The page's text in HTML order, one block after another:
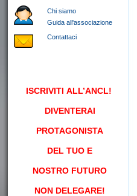
Chi siamo
Guida all'associazione
Contattaci
ISCRIVITI ALL’ANCL!
DIVENTERAI
PROTAGONISTA
DEL TUO E
NOSTRO FUTURO
NON DELEGARE!